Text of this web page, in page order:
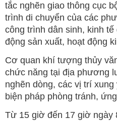
tắc nghẽn giao thông cục
trình di chuyển của các
công trình dân sinh, kinh
động sản xuất, hoạt động
Cơ quan khí tượng thủy
chức năng tại địa phương
nghẽn dòng, các vị trí
biện pháp phòng tránh,
Từ 15 giờ đến 17 giờ ngày